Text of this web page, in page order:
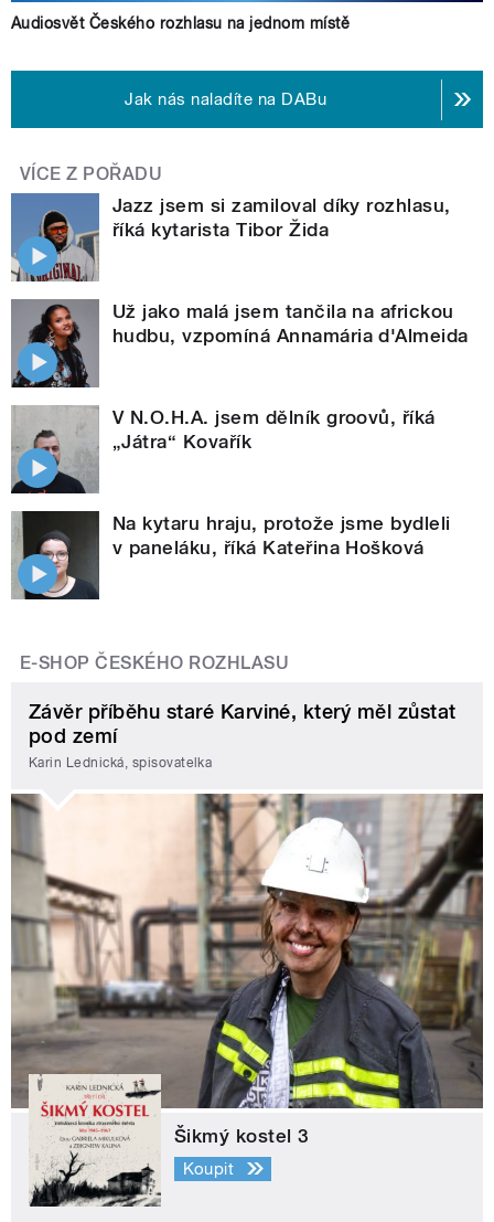
Audiosvět Českého rozhlasu na jednom místě
Jak nás naladíte na DABu
VÍCE Z POŘADU
Jazz jsem si zamiloval díky rozhlasu,
říká kytarista Tibor Žida
Už jako malá jsem tančila na africkou
hudbu, vzpomíná Annamária d'Almeida
V N.O.H.A. jsem dělník groovů, říká
„Játra“ Kovařík
Na kytaru hraju, protože jsme bydleli
v paneláku, říká Kateřina Hošková
E-SHOP ČESKÉHO ROZHLASU
Závěr příběhu staré Karviné, který měl zůstat
pod zemí
Karin Lednická, spisovatelka
Šikmý kostel 3
Koupit